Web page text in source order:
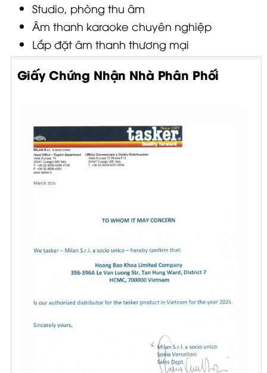
Studio, phòng thu âm
Âm thanh karaoke chuyên nghiệp
Lắp đặt âm thanh thương mại
Giấy Chứng Nhận Nhà Phân Phối